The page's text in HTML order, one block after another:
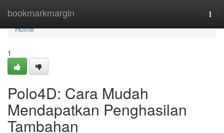
bookmarkmargin
Home
Home
1
Polo4D: Cara Mudah
Mendapatkan Penghasilan
Tambahan